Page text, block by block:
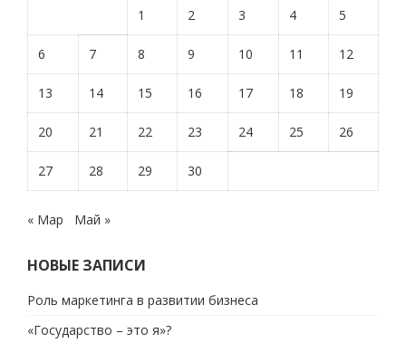
1 2 3 4 5
6 7 8 9 10 11 12
13 14 15 16 17 18 19
20 21 22 23 24 25 26
27 28 29 30
« Мар Май »
НОВЫЕ ЗАПИСИ
Роль маркетинга в развитии бизнеса
«Государство – это я»?